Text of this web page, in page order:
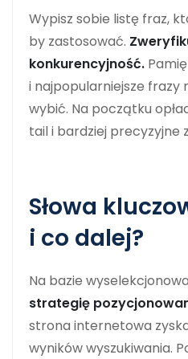
Wypisz sobie listę fraz,
by zastosować.
konkurencyjność.
i najpopularniejsze frazy
wybić. Na początku
tail i bardziej precyzyjne
Słowa
i co dalej?
Na bazie
strategię
strona internetowa
wyników wyszukiwania.